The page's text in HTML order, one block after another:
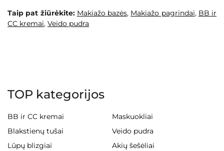
Taip pat žiūrėkite: Makiažo bazės, Makiažo pagrindai, BB ir
CC kremai, Veido pudra
TOP kategorijos
BB ir CC kremai
Maskuokliai
Blakstienų tušai
Veido pudra
Lūpų blizgiai
Akių šešėliai